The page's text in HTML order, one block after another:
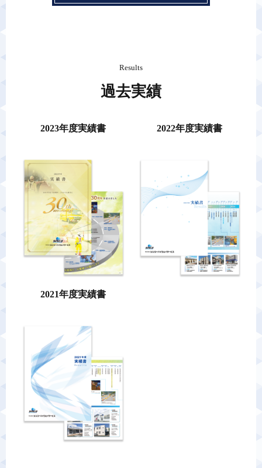
Results
過去実績
2023年度実績書 2022年度実績書
2021年度実績書